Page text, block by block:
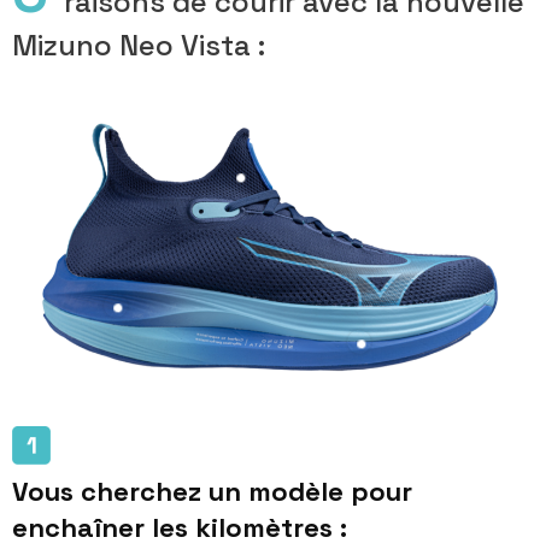
Mizuno Neo Vista :
Vous cherchez un modèle pour
enchaîner les kilomètres :